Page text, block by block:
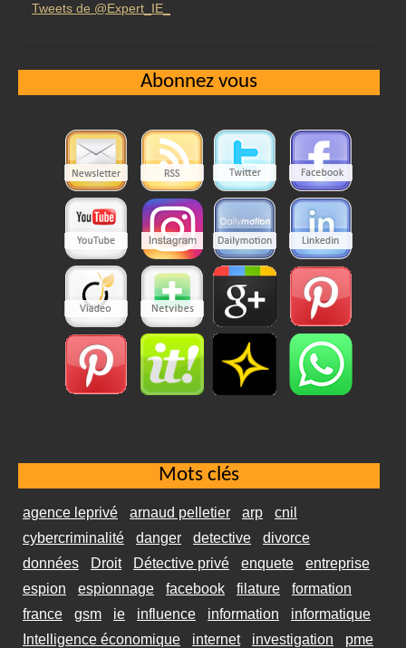
Tweets de @Expert_IE_
Abonnez vous
Mots clés
agence leprivé arnaud pelletier arp
cnil
cybercriminalité
danger detective
divorce
données
Droit Détective privé enquete
entreprise
espion
espionnage facebook filature
formation
france
gsm ie influence information
informatique
Intelligence économique
internet investigation pme